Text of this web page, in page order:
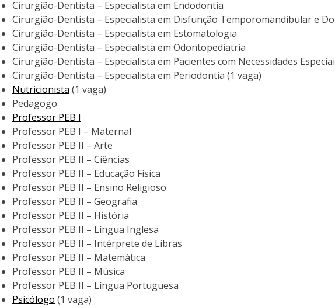
Cirurgião-Dentista – Especialista em Endodontia
Cirurgião-Dentista – Especialista em Disfunção Temporomandibular e
Cirurgião-Dentista – Especialista em Estomatologia
Cirurgião-Dentista – Especialista em Odontopediatria
Cirurgião-Dentista – Especialista em Pacientes com Necessidades
Cirurgião-Dentista – Especialista em Periodontia (1 vaga)
Nutricionista (1 vaga)
Pedagogo
Professor PEB I
Professor PEB I – Maternal
Professor PEB II – Arte
Professor PEB II – Ciências
Professor PEB II – Educação Física
Professor PEB II – Ensino Religioso
Professor PEB II – Geografia
Professor PEB II – História
Professor PEB II – Língua Inglesa
Professor PEB II – Intérprete de Libras
Professor PEB II – Matemática
Professor PEB II – Música
Professor PEB II – Língua Portuguesa
Psicólogo (1 vaga)